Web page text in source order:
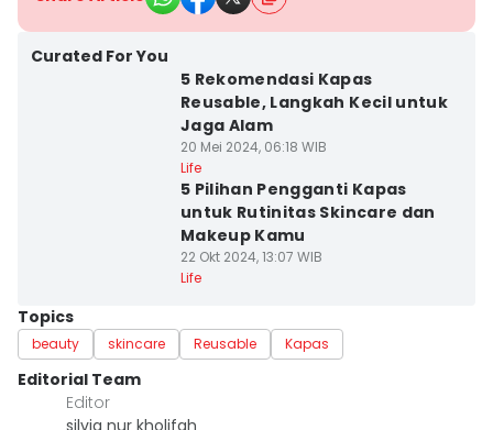
Curated For You
5 Rekomendasi Kapas
Reusable, Langkah Kecil untuk
Jaga Alam
20 Mei 2024, 06:18 WIB
Life
5 Pilihan Pengganti Kapas
untuk Rutinitas Skincare dan
Makeup Kamu
22 Okt 2024, 13:07 WIB
Life
Topics
beauty skincare Reusable Kapas
Editorial Team
Editor
silvia nur kholifah